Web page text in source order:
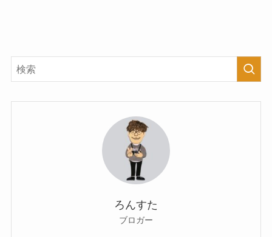
ろんすた
ブロガー